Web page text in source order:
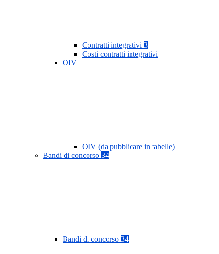
Contratti integrativi 3
Costi contratti integrativi
OIV
OIV (da pubblicare in tabelle)
Bandi di concorso 34
Bandi di concorso 34